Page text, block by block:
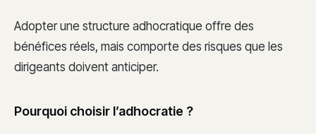
Adopter une structure adhocratique offre des
bénéfices réels, mais comporte des risques que les
dirigeants doivent anticiper.
Pourquoi choisir l’adhocratie ?